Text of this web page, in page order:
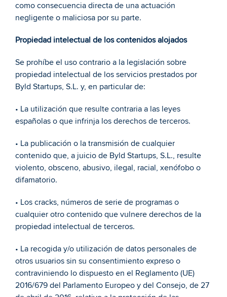
como consecuencia directa de una actuación
negligente o maliciosa por su parte.
Propiedad intelectual de los contenidos alojados
Se prohíbe el uso contrario a la legislación sobre
propiedad intelectual de los servicios prestados por
Byld Startups, S.L. y, en particular de:
• La utilización que resulte contraria a las leyes
españolas o que infrinja los derechos de terceros.
• La publicación o la transmisión de cualquier
contenido que, a juicio de Byld Startups, S.L., resulte
violento, obsceno, abusivo, ilegal, racial, xenófobo o
difamatorio.
• Los cracks, números de serie de programas o
cualquier otro contenido que vulnere derechos de la
propiedad intelectual de terceros.
• La recogida y/o utilización de datos personales de
otros usuarios sin su consentimiento expreso o
contraviniendo lo dispuesto en el Reglamento (UE)
2016/679 del Parlamento Europeo y del Consejo, de 27